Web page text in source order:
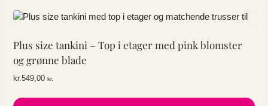
flere
Mulighederne
kan
vælges
på
varesiden
Plus size tankini – Top i etager med pink blomster
og grønne blade
kr. 549,00 kr.